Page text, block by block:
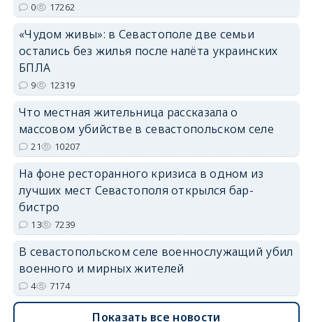
0 17262
«Чудом живы»: в Севастополе две семьи
остались без жилья после налёта украинских
БПЛА
9 12319
Что местная жительница рассказала о
массовом убийстве в севастопольском селе
21 10207
На фоне ресторанного кризиса в одном из
лучших мест Севастополя открылся бар-
бистро
13 7239
В севастопольском селе военнослужащий убил
военного и мирных жителей
4 7174
Показать все новости